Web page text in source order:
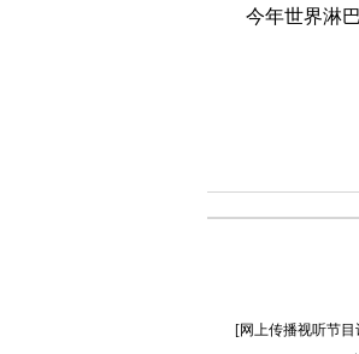
今年世界淋巴
[网上传播视听节目